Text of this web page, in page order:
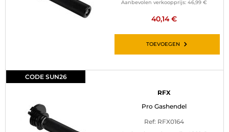
Aanbevolen verkoopprijs: 46,99 €
40,14 €
TOEVOEGEN
CODE SUN26
RFX
Pro Gashendel
Ref: RFX0164